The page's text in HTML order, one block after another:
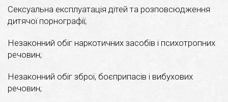
Сексуальна експлуатація дітей та розповсюдження
дитячої порнографії;
Незаконний обіг наркотичних засобів і психотропних
речовин;
Незаконний обіг зброї, боєприпасів і вибухових
речовин;